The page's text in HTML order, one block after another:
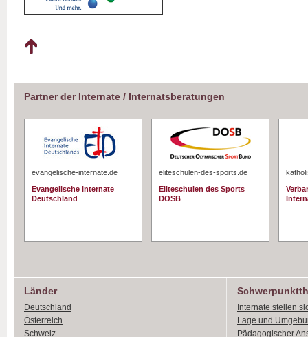
Partner der Internate / Internatsberatungen
evangelische-internate.de
Evangelische Internate
Deutschland
eliteschulen-des-sports.de
Eliteschulen des Sports
DOSB
Länder
Deutschland
Österreich
Schweiz
Internate stellen
Lage und
Pädagogischer